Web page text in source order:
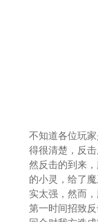
不知道各位玩
得很清楚，反
然反击的到来
的小灵，给了
实太强，然而
第一时间招致